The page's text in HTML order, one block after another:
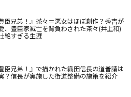
豊臣兄弟！』茶々＝悪女はほぼ創作？秀吉が
、豊臣家滅亡を背負わされた茶々(井上和)
絶すぎる生涯
豊臣兄弟！』で描かれた織田信長の道普請は
？信長が実施した街道整備の施策を紹介